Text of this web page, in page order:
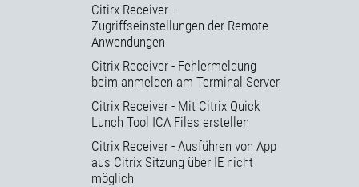
Citirx Receiver -
Zugriffseinstellungen der Remote
Anwendungen
Citrix Receiver - Fehlermeldung
beim anmelden am Terminal Server
Citrix Receiver - Mit Citrix Quick
Lunch Tool ICA Files erstellen
Citrix Receiver - Ausführen von App
aus Citrix Sitzung über IE nicht
möglich